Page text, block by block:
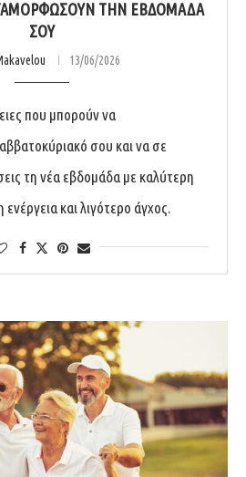
ΤΗΝ ΕΒΔΟΜΆΔΑ
ΣΟΥ
13/06/2026
που μπορούν να
σου και να σε
τη νέα εβδομάδα με καλύτερη
και λιγότερο άγχος.